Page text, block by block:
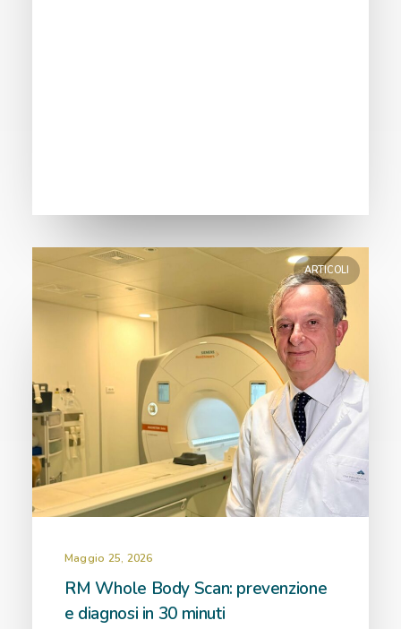
ARTICOLI
Maggio 25, 2026
RM Whole Body Scan: prevenzione
e diagnosi in 30 minuti